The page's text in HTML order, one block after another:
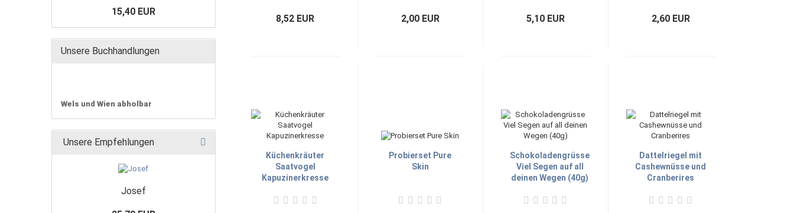
8,52 EUR 2,00 EUR 5,10 EUR 2,60 EUR
Küchenkräuter
Saatvogel
Kapuzinerkresse
Probierset Pure
Skin
Schokoladengrüsse
Viel Segen auf all
deinen Wegen (40g)
Dattelriegel mit
Cashewnüsse und
Cranberires
15,40 EUR
Unsere Buchhandlungen
Wels und Wien abholbar
Unsere Empfehlungen
Josef